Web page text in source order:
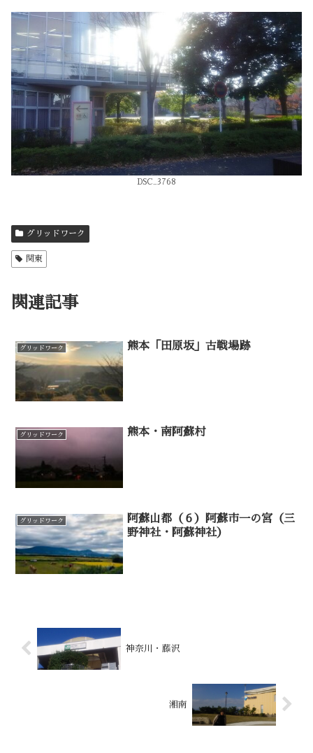
DSC_3768
グリッドワーク
関東
関連記事
グリッドワーク 熊本「田原坂」古戦場跡
グリッドワーク 熊本・南阿蘇村
グリッドワーク
阿蘇山都（６）阿蘇市一の宮（三
野神社・阿蘇神社）
神奈川・藤沢
湘南